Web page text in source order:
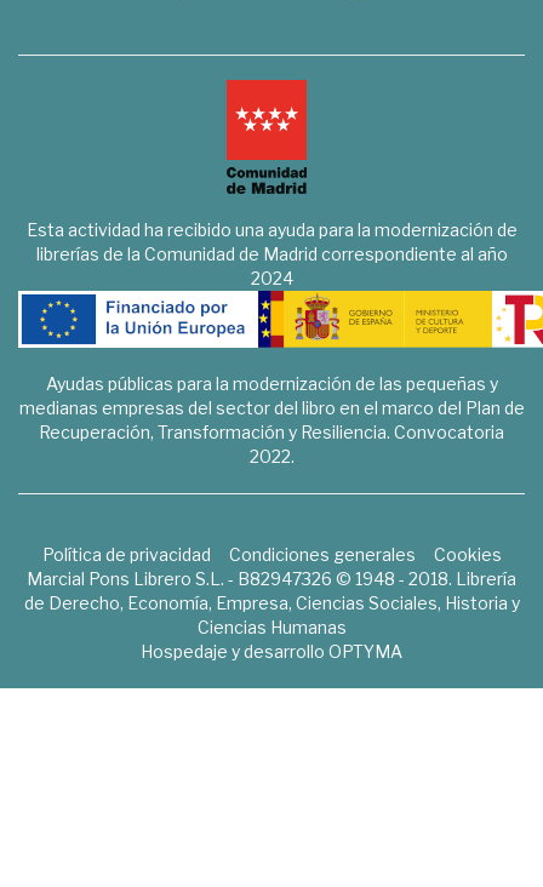
Esta actividad ha recibido una ayuda para la modernización de
librerías de la Comunidad de Madrid correspondiente al año
2024
Ayudas públicas para la modernización de las pequeñas y
medianas empresas del sector del libro en el marco del Plan de
Recuperación, Transformación y Resiliencia. Convocatoria
2022.
Política de privacidad Condiciones generales
Cookies
Marcial Pons Librero S.L. - B82947326 © 1948 - 2018. Librería
de Derecho, Economía, Empresa, Ciencias Sociales, Historia y
Ciencias Humanas
Hospedaje y desarrollo OPTYMA